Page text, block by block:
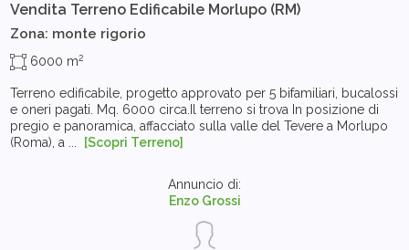
Vendita Terreno Edificabile Morlupo (RM)
Zona: monte rigorio
6000 m2
Terreno edificabile, progetto approvato per 5 bifamiliari, bucalossi
e oneri pagati. Mq. 6000 circa.Il terreno si trova In posizione di
pregio e panoramica, affacciato sulla valle del Tevere a Morlupo
(Roma), a ...
[Scopri Terreno]
Annuncio di:
Enzo Grossi